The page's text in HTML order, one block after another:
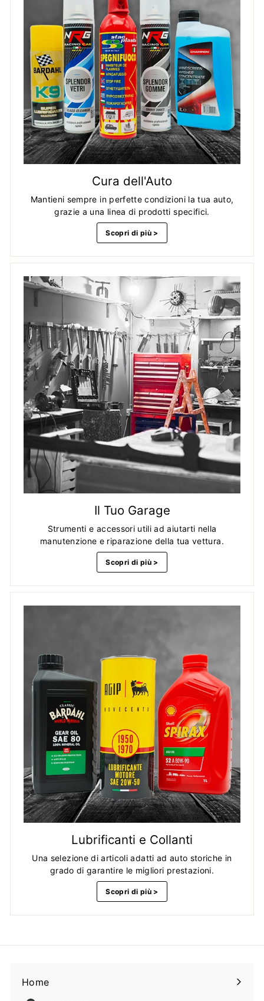
Cura dell'Auto
Mantieni sempre in perfette condizioni la tua auto,
grazie a una linea di prodotti specifici.
Scopri di più >
Il Tuo Garage
Strumenti e accessori utili ad aiutarti nella
manutenzione e riparazione della tua vettura.
Scopri di più >
Lubrificanti e Collanti
Una selezione di articoli adatti ad auto storiche in
grado di garantire le migliori prestazioni.
Scopri di più >
Home